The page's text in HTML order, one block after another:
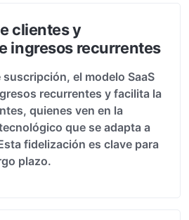
clientes y
ingresos recurrentes
el modelo SaaS
recurrentes y facilita la
quienes ven en la
que se adapta a
fidelización es clave para
plazo.